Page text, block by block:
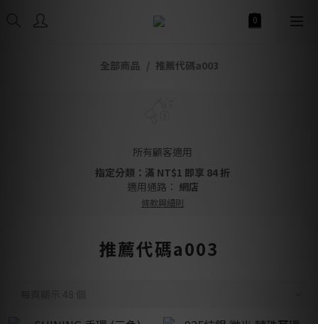
全部商品 推薦代碼a003
所有顧客適用
指定分類：滿 NT$1 即享 84 折
適用通路： 網店
條款與細則
推薦代碼a003